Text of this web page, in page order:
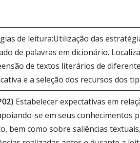
de leitura:Utilização das
de palavras em dicionário.
de textos literários de
e a seleção dos recursos dos
Estabelecer expectativas em
se em seus conhecimentos
bem como sobre saliências